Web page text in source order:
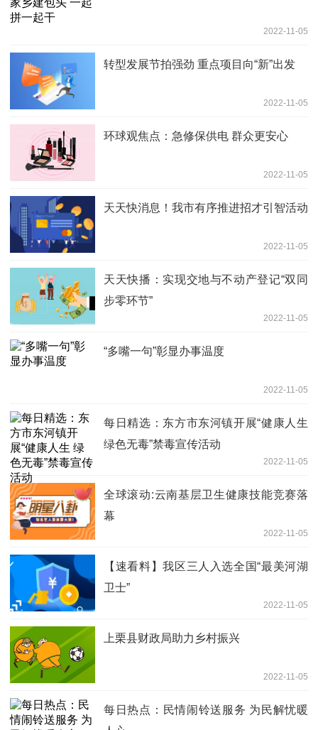
2022-11-05
转型发展节拍强劲 重点项目向“新”出发
2022-11-05
环球观焦点：急修保供电 群众更安心
2022-11-05
天天快消息！我市有序推进招才引智活动
2022-11-05
天天快播：实现交地与不动产登记“双同
步零环节”
2022-11-05
“多嘴一句”彰显办事温度
2022-11-05
每日精选：东方市东河镇开展“健康人生
绿色无毒”禁毒宣传活动
2022-11-05
全球滚动:云南基层卫生健康技能竞赛落
幕
2022-11-05
【速看料】我区三人入选全国“最美河湖
卫士”
2022-11-05
上栗县财政局助力乡村振兴
2022-11-05
每日热点：民情闹铃送服务 为民解忧暖